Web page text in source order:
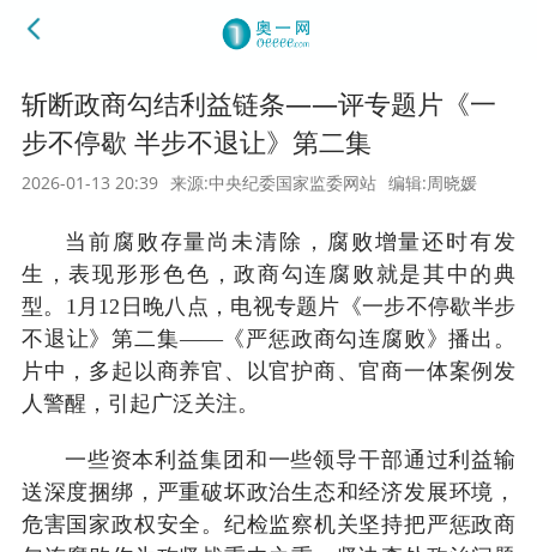
斩断政商勾结利益链条——评专题片《一
步不停歇 半步不退让》第二集
2026-01-13 20:39 来源:中央纪委国家监委网站 编辑:周晓媛
当前腐败存量尚未清除，腐败增量还时有发
生，表现形形色色，政商勾连腐败就是其中的典
型。1月12日晚八点，电视专题片《一步不停歇半步
不退让》第二集——《严惩政商勾连腐败》播出。
片中，多起以商养官、以官护商、官商一体案例发
人警醒，引起广泛关注。
一些资本利益集团和一些领导干部通过利益输
送深度捆绑，严重破坏政治生态和经济发展环境，
危害国家政权安全。纪检监察机关坚持把严惩政商